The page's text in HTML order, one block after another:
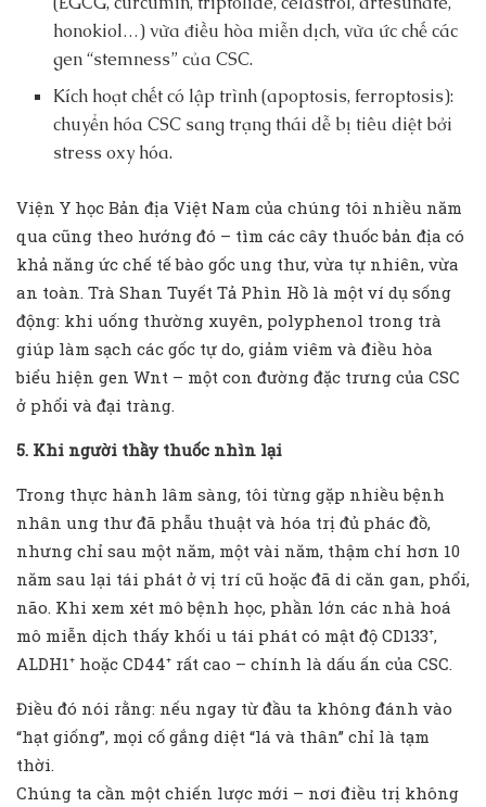
honokiol…) vừa điều hòa miễn dịch, vừa ức chế các
gen “stemness” của CSC.
Kích hoạt chết có lập trình (apoptosis, ferroptosis):
chuyển hóa CSC sang trạng thái dễ bị tiêu diệt bởi
stress oxy hóa.
Viện Y học Bản địa Việt Nam của chúng tôi nhiều năm
qua cũng theo hướng đó – tìm các cây thuốc bản địa có
khả năng ức chế tế bào gốc ung thư, vừa tự nhiên, vừa
an toàn. Trà Shan Tuyết Tả Phìn Hồ là một ví dụ sống
động: khi uống thường xuyên, polyphenol trong trà
giúp làm sạch các gốc tự do, giảm viêm và điều hòa
biểu hiện gen Wnt – một con đường đặc trưng của CSC
ở phổi và đại tràng.
5. Khi người thầy thuốc nhìn lại
Trong thực hành lâm sàng, tôi từng gặp nhiều bệnh
nhân ung thư đã phẫu thuật và hóa trị đủ phác đồ,
nhưng chỉ sau một năm, một vài năm, thậm chí hơn 10
năm sau lại tái phát ở vị trí cũ hoặc đã di căn gan, phổi,
não. Khi xem xét mô bệnh học, phần lớn các nhà hoá
mô miễn dịch thấy khối u tái phát có mật độ CD133⁺,
ALDH1⁺ hoặc CD44⁺ rất cao – chính là dấu ấn của CSC.
Điều đó nói rằng: nếu ngay từ đầu ta không đánh vào
“hạt giống”, mọi cố gắng diệt “lá và thân” chỉ là tạm
thời.
Chúng ta cần một chiến lược mới – nơi điều trị không